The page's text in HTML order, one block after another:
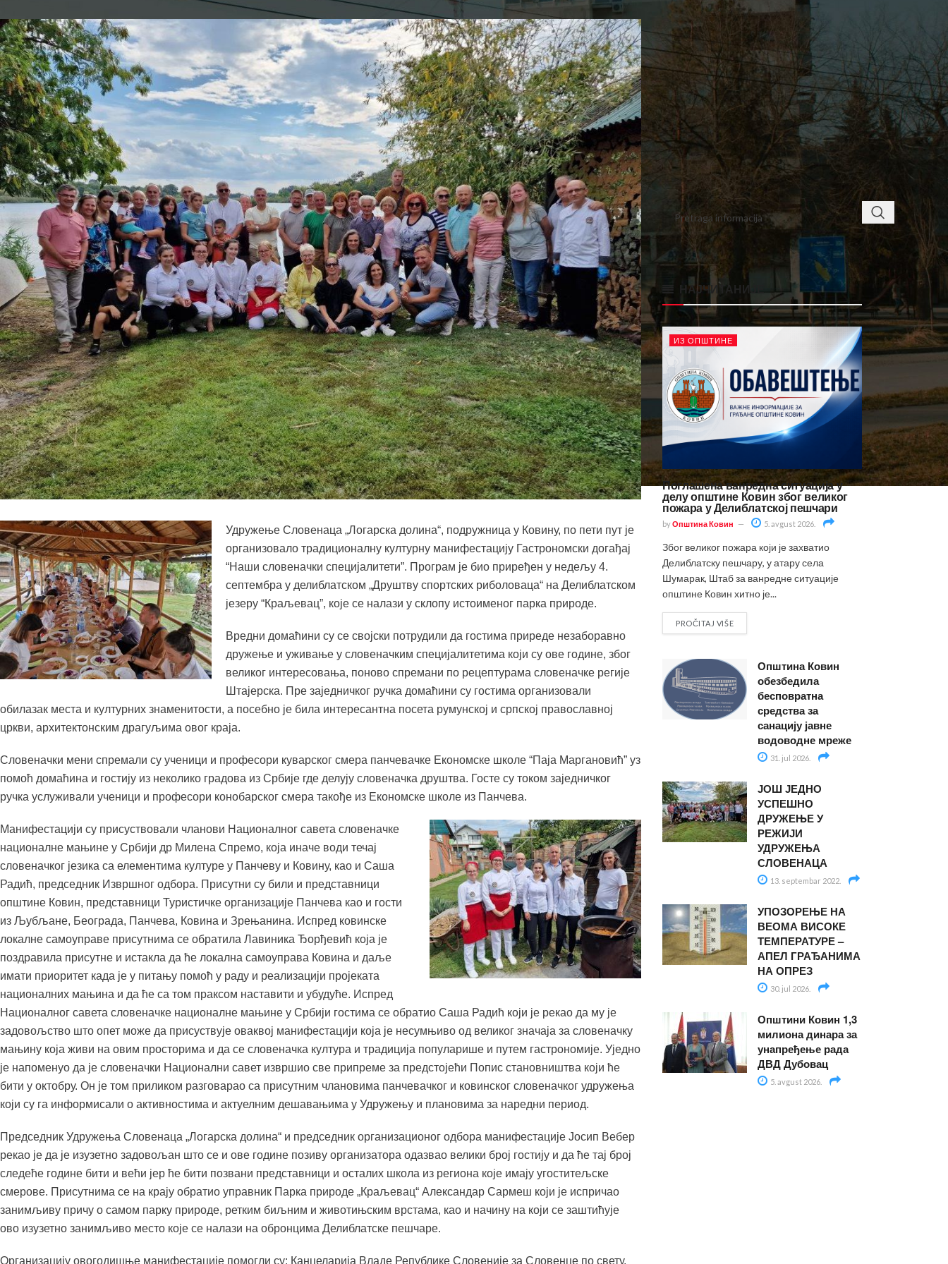
Objavljeno od Општина Ковин On 13. septembar 2022.
Удружење Словенаца „Логарска долина“, подружница у Ковину, по пети пут је
организовало традиционалну културну манифестацију Гастрономски догађај
“Наши словеначки специјалитети”. Програм је био приређен у недељу 4.
септембра у делиблатском „Друштву спортских риболоваца“ на Делиблатском
језеру “Краљевац”, које се налази у склопу истоименог парка природе.
Вредни домаћини су се својски потрудили да гостима приреде незаборавно
дружење и уживање у словеначким специјалитетима који су ове године, због
великог интересовања, поново спремани по рецептурама словеначке регије
Штајерска. Пре заједничког ручка домаћини су гостима организовали
обилазак места и културних знаменитости, а посебно је била интересантна посета румунској и српској православној
цркви, архитектонским драгуљима овог краја.
Словеначки мени спремали су ученици и професори куварског смера панчевачке Економске школе “Паја Маргановић” уз
помоћ домаћина и гостију из неколико градова из Србије где делују словеначка друштва. Госте су током заједничког
ручка услуживали ученици и професори конобарског смера такође из Економске школе из Панчева.
Манифестацији су присуствовали чланови Националног савета словеначке
националне мањине у Србији др Милена Спремо, која иначе води течај
словеначког језика са елементима културе у Панчеву и Ковину, као и Саша
Радић, председник Извршног одбора. Присутни су били и представници
општине Ковин, представници Туристичке организације Панчева као и гости
из Љубљане, Београда, Панчева, Ковина и Зрењанина. Испред ковинске
локалне самоуправе присутнима се обратила Лавиника Ђорђевић која је
поздравила присутне и истакла да ће локална самоуправа Ковина и даље
имати приоритет када је у питању помоћ у раду и реализацији пројеката
националних мањина и да ће са том праксом наставити и убудуће. Испред
Националног савета словеначке националне мањине у Србији гостима се обратио Саша Радић који је рекао да му је
задовољство што опет може да присуствује оваквој манифестацији која је несумњиво од великог значаја за словеначку
мањину која живи на овим просторима и да се словеначка култура и традиција популарише и путем гастрономије. Уједно
је напоменуо да је словеначки Национални савет извршио све припреме за предстојећи Попис становништва који ће
бити у октобру. Он је том приликом разговарао са присутним члановима панчевачког и ковинског словеначког удружења
који су га информисали о активностима и актуелним дешавањима у Удружењу и плановима за наредни период.
Председник Удружења Словенаца „Логарска долина“ и председник организационог одбора манифестације Јосип Вебер
рекао је да је изузетно задовољан што се и ове године позиву организатора одазвао велики број гостију и да ће тај број
следеће године бити и већи јер ће бити позвани представници и осталих школа из региона које имају угоститељске
смерове. Присутнима се на крају обратио управник Парка природе „Краљевац“ Александар Сармеш који је испричао
занимљиву причу о самом парку природе, ретким биљним и животињским врстама, као и начину на који се заштићује
ово изузетно занимљиво место које се налази на обронцима Делиблатске пешчаре.
Организацију овогодишње манифестације помогли су: Канцеларија Владе Републике Словеније за Словенце по свету,
5 7 10
12 13 14 15 16
19 20 21 22 23 24 25
26 27 28 29
30
« avg
okt »
< class="widget-title">ПРОНАЂИТЕ
НАЈЧИТАНИЈЕ
ИЗ ОПШТИНЕ
Поглашена ванредна ситуација у
делу општине Ковин због великог
пожара у Делиблатској пешчари
byОпштина Ковин 5. avgust 2026.
Због великог пожара који је захватио
Делиблатску пешчару, у атару села
Шумарак, Штаб за ванредне ситуације
општине Ковин хитно је...
PROČITAJ VIŠE
Општина Ковин
обезбедила
бесповратна
средства за
санацију јавне
водоводне мреже
31. jul 2026.
ЈОШ ЈЕДНО
УСПЕШНО
ДРУЖЕЊЕ У
РЕЖИЈИ
УДРУЖЕЊА
СЛОВЕНАЦА
13. septembar 2022.
УПОЗОРЕЊЕ НА
ВЕОМА ВИСОКЕ
ТЕМПЕРАТУРЕ –
АПЕЛ ГРАЂАНИМА
НА ОПРЕЗ
30. jul 2026.
Општини Ковин 1,3
милиона динара за
унапређење рада
ДВД Дубовац
5. avgust 2026.